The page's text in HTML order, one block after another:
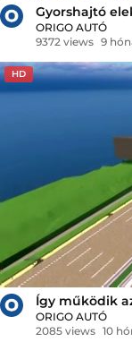
Gyorshajtó
ORIGO AUTÓ
9372 views 9
HD
Így működik
ORIGO AUTÓ
2085 views 10